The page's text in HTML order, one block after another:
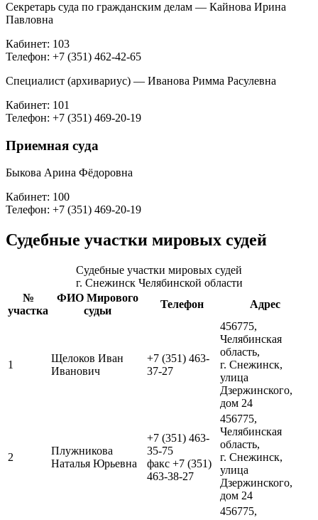
Секретарь суда по гражданским делам — Кайнова Ирина
Павловна
Кабинет: 103
Телефон: +7 (351) 462-42-65
Специалист (архивариус) — Иванова Римма Расулевна
Кабинет: 101
Телефон: +7 (351) 469-20-19
Приемная суда
Быкова Арина Фёдоровна
Кабинет: 100
Телефон: +7 (351) 469-20-19
Судебные участки мировых судей
Судебные участки мировых судей
г. Снежинск Челябинской области
№
участка
ФИО Мирового
судьи
Телефон Адрес
1
Щелоков Иван
Иванович
+7 (351) 463-
37-27
456775,
Челябинская
область,
г. Снежинск,
улица
Дзержинского,
дом 24
2
Плужникова
Наталья Юрьевна
+7 (351) 463-
35-75
факс +7 (351)
463-38-27
456775,
Челябинская
область,
г. Снежинск,
улица
Дзержинского,
дом 24
456775,